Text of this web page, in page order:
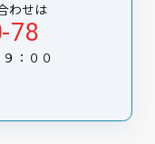
わせは
78
：００